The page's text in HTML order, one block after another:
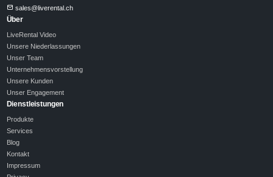
sales@liverental.ch
Über
LiveRental Video
Unsere Niederlassungen
Unser Team
Unternehmensvorstellung
Unsere Kunden
Unser Engagement
Dienstleistungen
Produkte
Services
Blog
Kontakt
Impressum